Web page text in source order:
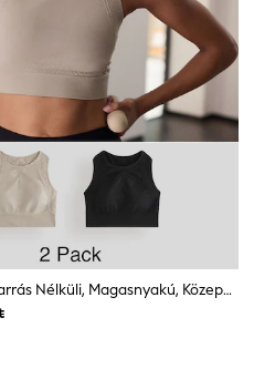
Fekete/Kő - Varrás Nélküli, Magasnyakú, Közepes Tartású Sportmelltartók 2 Csomag